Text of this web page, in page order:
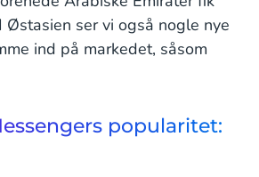
Østasien ser vi også nogle nye
ind på markedet, såsom
popularitet: